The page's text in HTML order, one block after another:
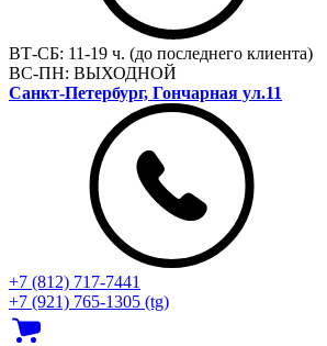
ВТ-СБ: 11-19 ч. (до последнего клиента)
ВС-ПН: ВЫХОДНОЙ
Санкт-Петербург, Гончарная ул.11
+7 (812) 717‑7441
+7 (921) 765-1305 (tg)